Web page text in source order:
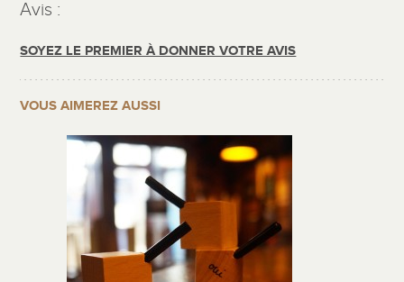
Avis :
SOYEZ LE PREMIER À DONNER VOTRE AVIS
VOUS AIMEREZ AUSSI